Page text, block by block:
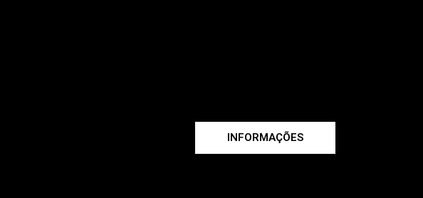
INFORMAÇÕES